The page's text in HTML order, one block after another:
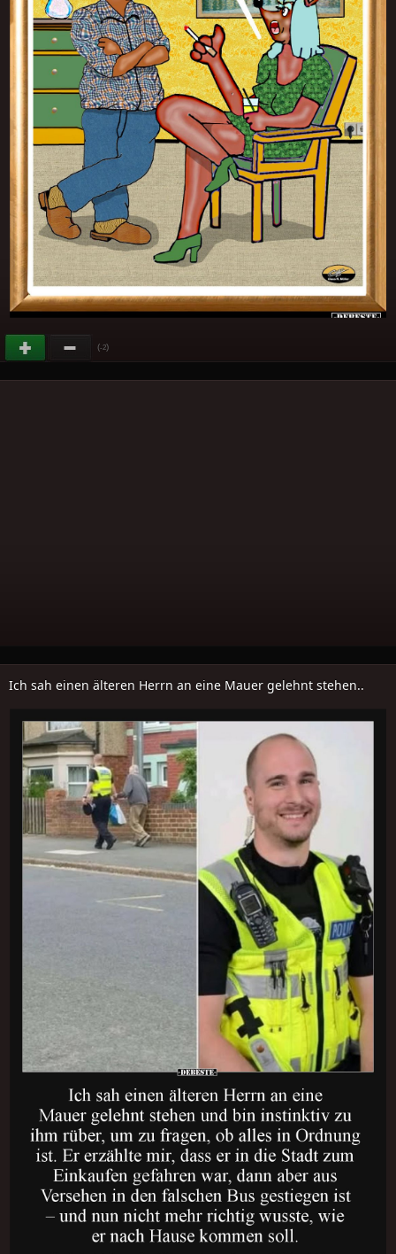
(-2)
Ich sah einen älteren Herrn an eine Mauer gelehnt stehen..